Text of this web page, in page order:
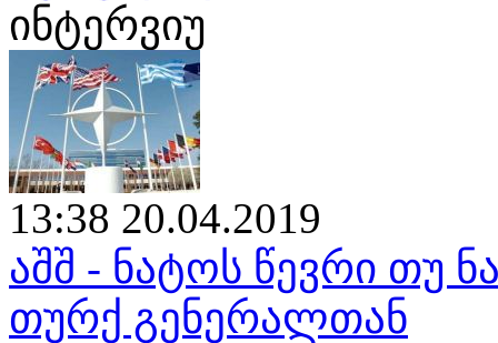
ინტერვიუ
13:38 20.04.2019
აშშ - ნატოს წევრი თუ
თურქ გენერალთან